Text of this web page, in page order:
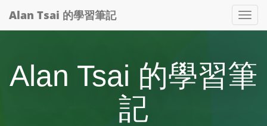
Alan Tsai 的學習筆記
Alan Tsai 的學習筆
記